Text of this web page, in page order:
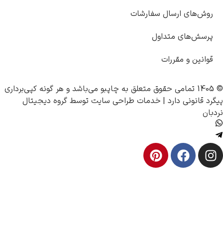
سفارشات
چاپبومی‌باشد و هر گونه کپی‌برداری
|خدمات طراحی سایتتوسطگروه دیجیتال